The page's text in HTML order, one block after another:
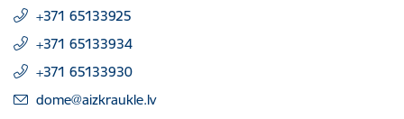
+371 65133925
+371 65133934
+371 65133930
E-pasts:
dome@aizkraukle.lv